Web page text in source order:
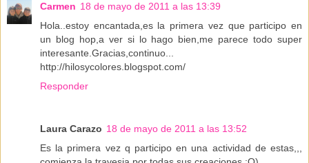
Carmen 18 de mayo de 2011 a las 13:39
Hola..estoy encantada,es la primera vez que participo en
un blog hop,a ver si lo hago bien,me parece todo super
interesante.Gracias,continuo...
http://hilosycolores.blogspot.com/
Responder
Laura Carazo 18 de mayo de 2011 a las 13:52
Es la primera vez q participo en una actividad de estas,,,